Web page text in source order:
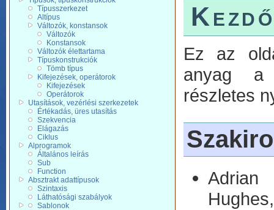
Típusszerkezet
Altípus
Változók, konstansok
Változók
Konstansok
Változók élettartama
Típuskonstrukciók
Tömb típus
Kifejezések, operátorok
Kifejezések
Operátorok
Utasítások, vezérlési szerkezetek
Értékadás, üres utasítás
Szekvencia
Elágazás
Ciklus
Alprogramok
Általános leírás
Sub
Function
Absztrakt adattípusok
Szintaxis
Láthatósági szabályok
Sablonok
Ez az
anyag a
részletes
Adrian